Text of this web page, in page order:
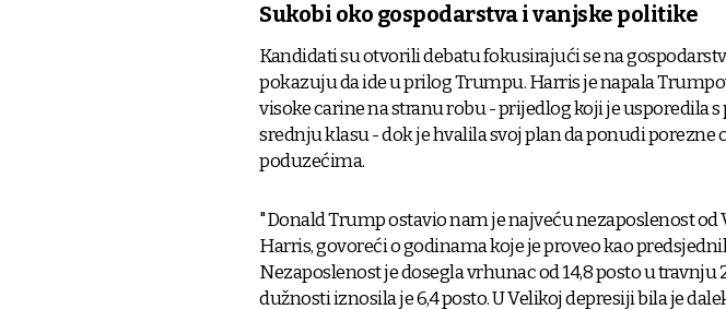
Sukobi oko gospodarstva i vanjske politike
Kandidati su otvorili debatu fokusirajući se na
pokazuju da ide u prilog Trumpu. Harris je napala
visoke carine na stranu robu - prijedlog koji je usporedila
srednju klasu - dok je hvalila svoj plan da ponudi
poduzećima.
"Donald Trump ostavio nam je najveću nezaposlenost od
Harris, govoreći o godinama koje je proveo kao
Nezaposlenost je dosegla vrhunac od 14,8 posto u travnju
dužnosti iznosila je 6,4 posto. U Velikoj depresiji bila je